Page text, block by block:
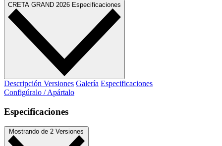
CRETA GRAND 2026 Especificaciones
Descripción Versiones Galería Especificaciones
Configúralo / Apártalo
Especificaciones
Mostrando de 2 Versiones